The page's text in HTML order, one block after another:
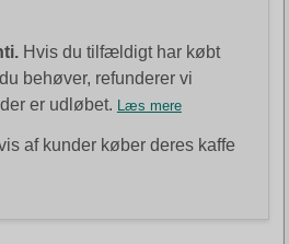
Hvis du tilfældigt har købt
behøver, refunderer vi
er udløbet.
Læs mere
af kunder køber deres kaffe